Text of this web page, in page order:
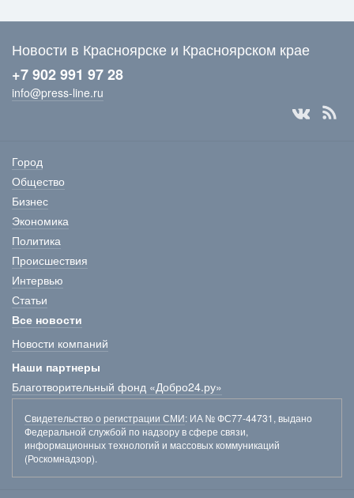
Новости в Красноярске и Красноярском крае
+7 902 991 97 28
info@press-line.ru
Город
Общество
Бизнес
Экономика
Политика
Происшествия
Интервью
Статьи
Все новости
Новости компаний
Наши партнеры
Благотворительный фонд «Добро24.ру»
Свидетельство о регистрации СМИ: ИА № ФС77-44731, выдано
Федеральной службой по надзору в сфере связи,
информационных технологий и массовых коммуникаций
(Роскомнадзор).